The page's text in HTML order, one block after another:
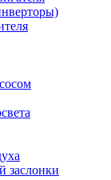
заслонки